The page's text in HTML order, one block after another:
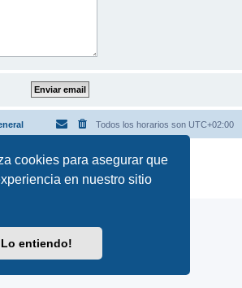
cookies para asegurar que
en nuestro sitio
entiendo!
Todos los horarios son UTC+02:00
phpBB ® Forum Software © phpBB Limited
al español por
phpBB España
Privacidad|Condiciones